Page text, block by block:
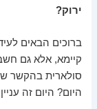
ירוק?
ברוכים הבאים
קיימא, אלא גם
סולארית בהקשר של
היום? היום זה